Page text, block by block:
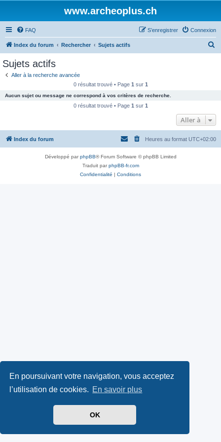
En poursuivant votre navigation, vous acceptez
l’utilisation de cookies. En savoir plus
OK
www.archeoplus.ch
FAQ Connexion
S’enregistrer
Index du forum Rechercher Sujets actifs
c
e
Sujets actifs
Aller à la recherche avancée
0 résultat trouvé • Page 1 sur 1
Aucun sujet ou message ne correspond à vos critères de recherche.
0 résultat trouvé • Page 1 sur 1
Aller à
Index du forum Heures au format UTC+02:00
Développé parphpBB® Forum Software © phpBB Limited
Traduit parphpBB-fr.com
Confidentialité | Conditions